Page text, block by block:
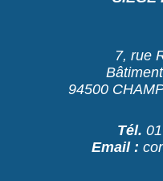
7, rue
94500
Tél.
Email :